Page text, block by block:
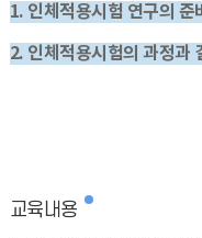
1. 인체적용시험 연구의
2. 인체적용시험의 과정과
교육내용